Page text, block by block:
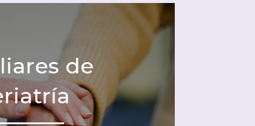
de